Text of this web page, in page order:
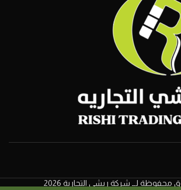
محفوظة لــ شركة ريشي التجارية 2026